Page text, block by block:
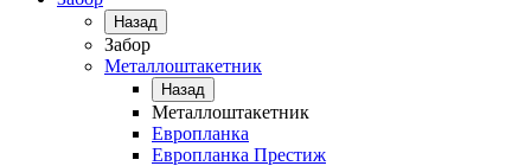
Назад
Забор
Металлоштакетник
Назад
Металлоштакетник
Европланка
Европланка Престиж